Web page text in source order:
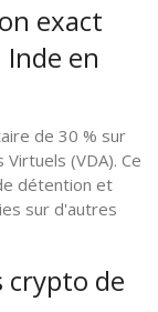
exact
en
de 30 % sur
(VDA). Ce
détention et
sur d'autres
crypto de